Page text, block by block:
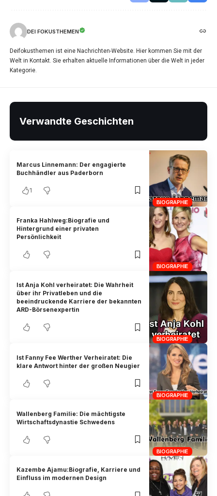
DEI FOKUSTHEMEN
Deifokusthemen ist eine Nachrichten-Website. Hier kommen Sie mit der
Welt in Kontakt. Sie erhalten aktuelle Informationen über die Welt in jeder
Kategorie.
Verwandte Geschichten
BIOGRAPHIE
Marcus Linnemann: Der engagierte
Buchhändler aus Paderborn
1
BIOGRAPHIE
Franka Hahlweg:Biografie und
Hintergrund einer privaten
Persönlichkeit
BIOGRAPHIE
Ist Anja Kohl verheiratet: Die Wahrheit
über ihr Privatleben und die
beeindruckende Karriere der bekannten
ARD-Börsenexpertin
BIOGRAPHIE
Ist Fanny Fee Werther Verheiratet: Die
klare Antwort hinter der großen Neugier
BIOGRAPHIE
Wallenberg Familie: Die mächtigste
Wirtschaftsdynastie Schwedens
Kazembe Ajamu:Biografie, Karriere und
Einfluss im modernen Design